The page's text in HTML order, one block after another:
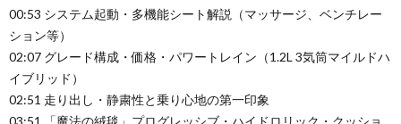
00:53 システム起動・多機能シート解説（マッサージ、ベンチレー
ション等）
02:07 グレード構成・価格・パワートレイン（1.2L 3気筒マイルドハ
イブリッド）
02:51 走り出し・静粛性と乗り心地の第一印象
03:51 「魔法の絨毯」プログレッシブ・ハイドロリック・クッショ